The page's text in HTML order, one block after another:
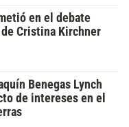
en el debate
Cristina Kirchner
Benegas Lynch
de intereses en el